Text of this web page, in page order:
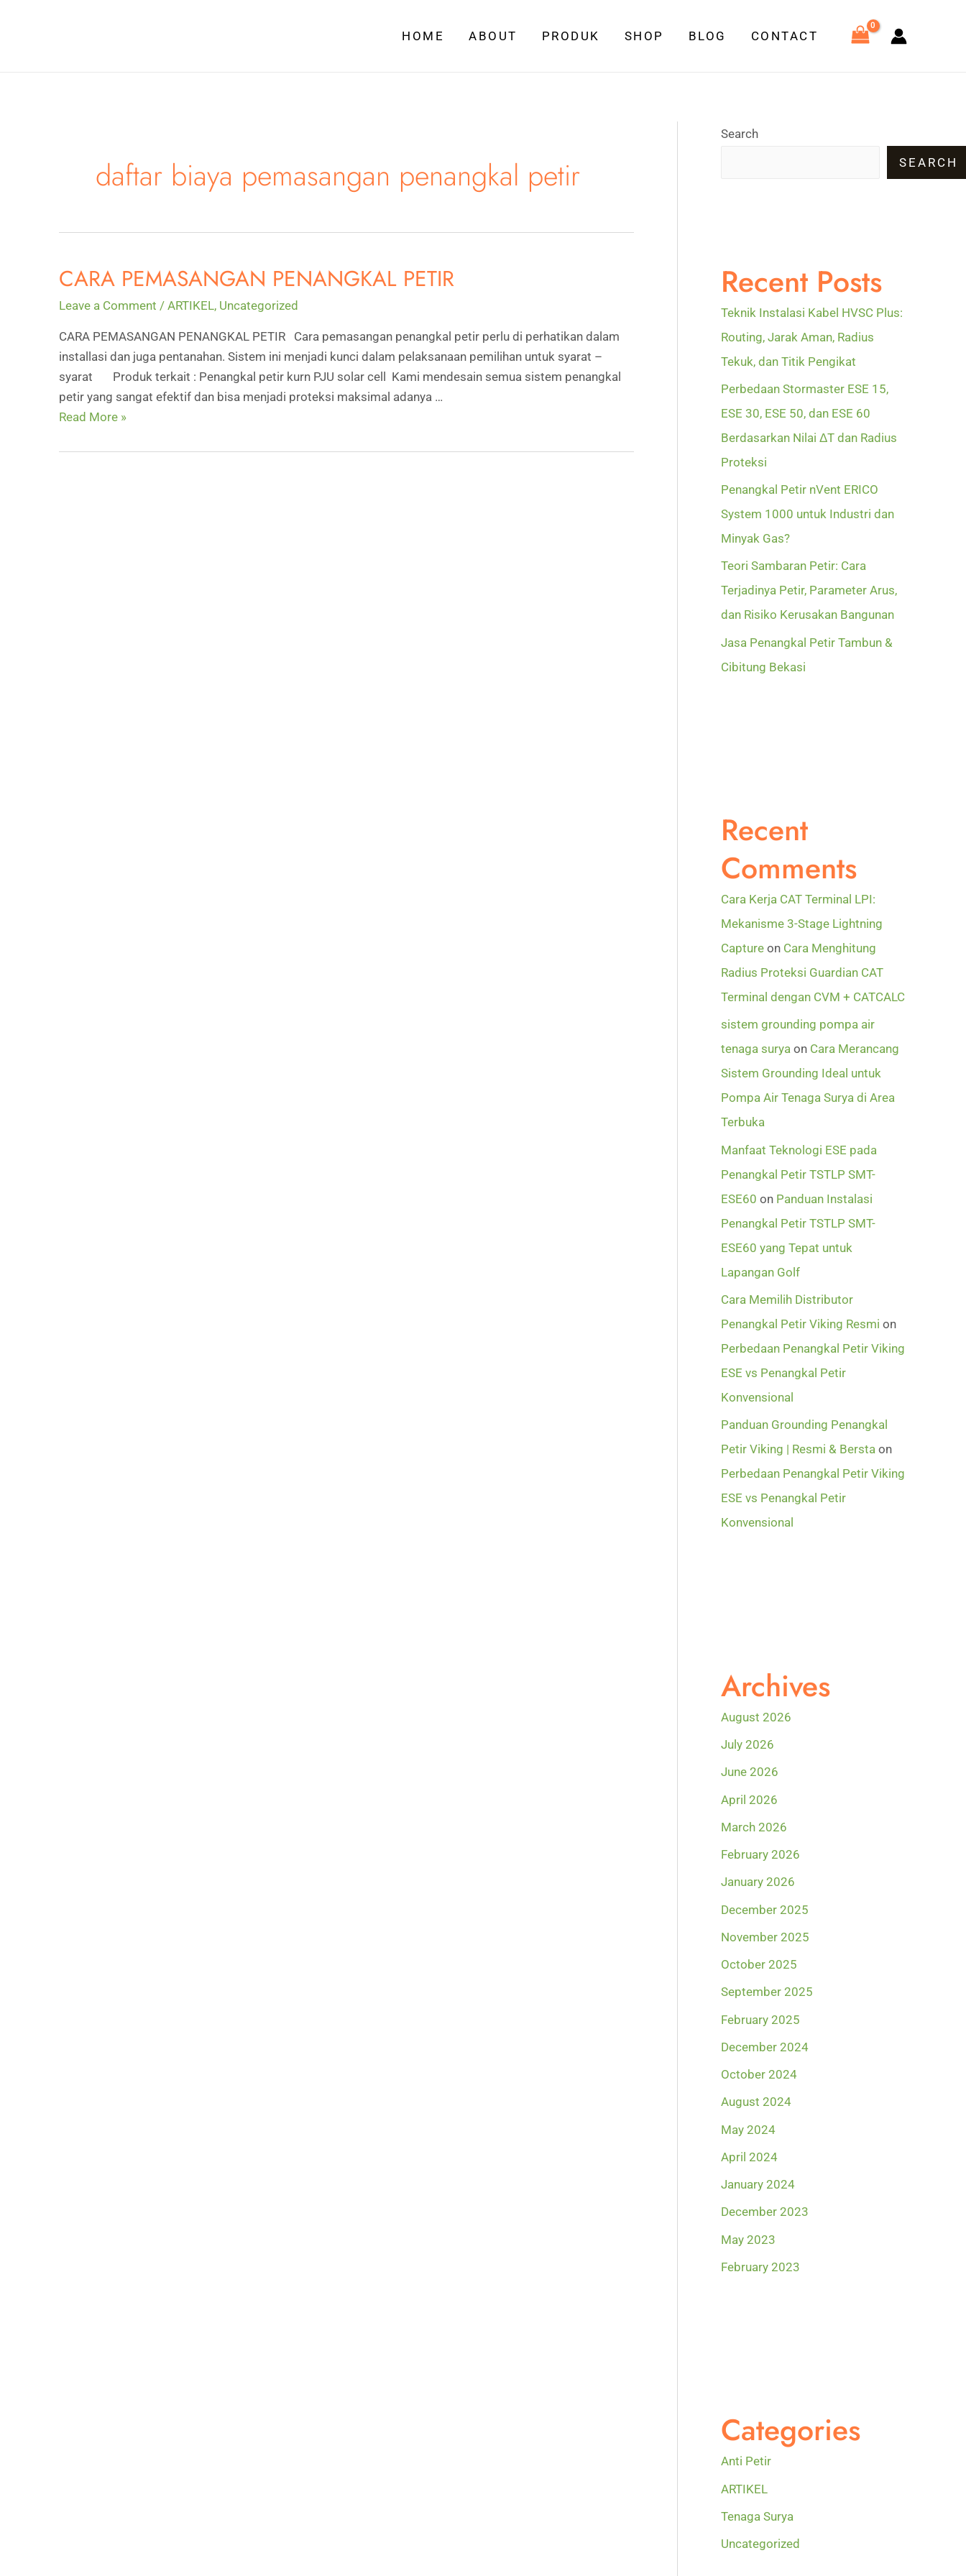
HOME ABOUT PRODUK SHOP BLOG CONTACT
daftar biaya pemasangan penangkal petir
CARA PEMASANGAN PENANGKAL PETIR
Leave a Comment / ARTIKEL, Uncategorized
CARA PEMASANGAN PENANGKAL PETIR Cara pemasangan penangkal petir perlu di perhatikan dalam
installasi dan juga pentanahan. Sistem ini menjadi kunci dalam pelaksanaan pemilihan untuk syarat –
syarat Produk terkait : Penangkal petir kurn PJU solar cell Kami mendesain semua sistem penangkal
petir yang sangat efektif dan bisa menjadi proteksi maksimal adanya …
CARA
PENANGKAL
Read More »
Search
SEARCH
Recent Posts
Teknik Instalasi Kabel HVSC Plus:
Routing, Jarak Aman, Radius
Tekuk, dan Titik Pengikat
Perbedaan Stormaster ESE 15,
ESE 30, ESE 50, dan ESE 60
Berdasarkan Nilai ΔT dan Radius
Proteksi
Penangkal Petir nVent ERICO
System 1000 untuk Industri dan
Minyak Gas?
Teori Sambaran Petir: Cara
Terjadinya Petir, Parameter Arus,
dan Risiko Kerusakan Bangunan
Jasa Penangkal Petir Tambun &
Cibitung Bekasi
Recent
Comments
Cara Kerja CAT Terminal LPI:
Mekanisme 3-Stage Lightning
Capture on Cara Menghitung
Radius Proteksi Guardian CAT
Terminal dengan CVM + CATCALC
sistem grounding pompa air
tenaga surya on Cara Merancang
Sistem Grounding Ideal untuk
Pompa Air Tenaga Surya di Area
Terbuka
Manfaat Teknologi ESE pada
Penangkal Petir TSTLP SMT-
ESE60 on Panduan Instalasi
Penangkal Petir TSTLP SMT-
ESE60 yang Tepat untuk
Lapangan Golf
Cara Memilih Distributor
Penangkal Petir Viking Resmi on
Perbedaan Penangkal Petir Viking
ESE vs Penangkal Petir
Konvensional
Panduan Grounding Penangkal
Petir Viking | Resmi & Bersta on
Perbedaan Penangkal Petir Viking
ESE vs Penangkal Petir
Konvensional
Archives
August 2026
July 2026
June 2026
April 2026
March 2026
February 2026
January 2026
December 2025
November 2025
October 2025
September 2025
February 2025
December 2024
October 2024
August 2024
May 2024
April 2024
January 2024
December 2023
May 2023
February 2023
Categories
Anti Petir
ARTIKEL
Tenaga Surya
Uncategorized